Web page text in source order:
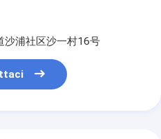
沙浦社区沙一村16号